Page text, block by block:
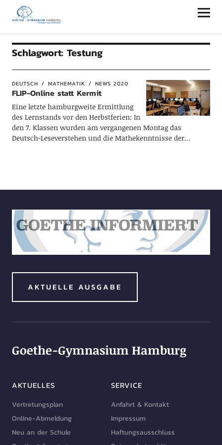
Goethe-Gymnasium Hamburg
Schlagwort: Testung
DEUTSCH MATHEMATIK NEWS 2020
FLIP-Online statt Kermit
Eine letzte hamburgweite Ermittlung
des Lernstands vor den Herbstferien: In
den 7. Klassen wurden am vergangenen Montag das
Deutsch-Leseverstehen und die Mathekenntnisse der…
AKTUELLE AUSGABE
Goethe-Gymnasium Hamburg
AKTUELLES
Vertretungsplan
Online-Abmeldung
Neu an der Schule
SERVICE
Anfahrt & Kontakt
Impressum
Haftungsausschluss